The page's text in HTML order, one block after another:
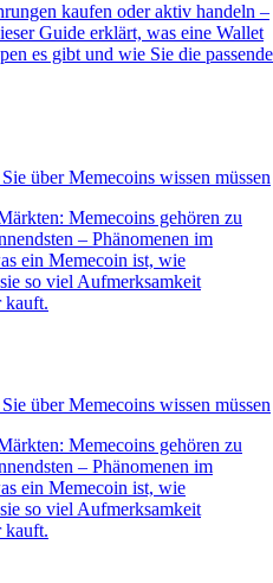
kaufen oder aktiv handeln –
Guide erklärt, was eine Wallet
es gibt und wie Sie die passende
über Memecoins wissen müssen
Memecoins gehören zu
– Phänomenen im
ein Memecoin ist, wie
so viel Aufmerksamkeit
kauft.
über Memecoins wissen müssen
Memecoins gehören zu
– Phänomenen im
ein Memecoin ist, wie
so viel Aufmerksamkeit
kauft.